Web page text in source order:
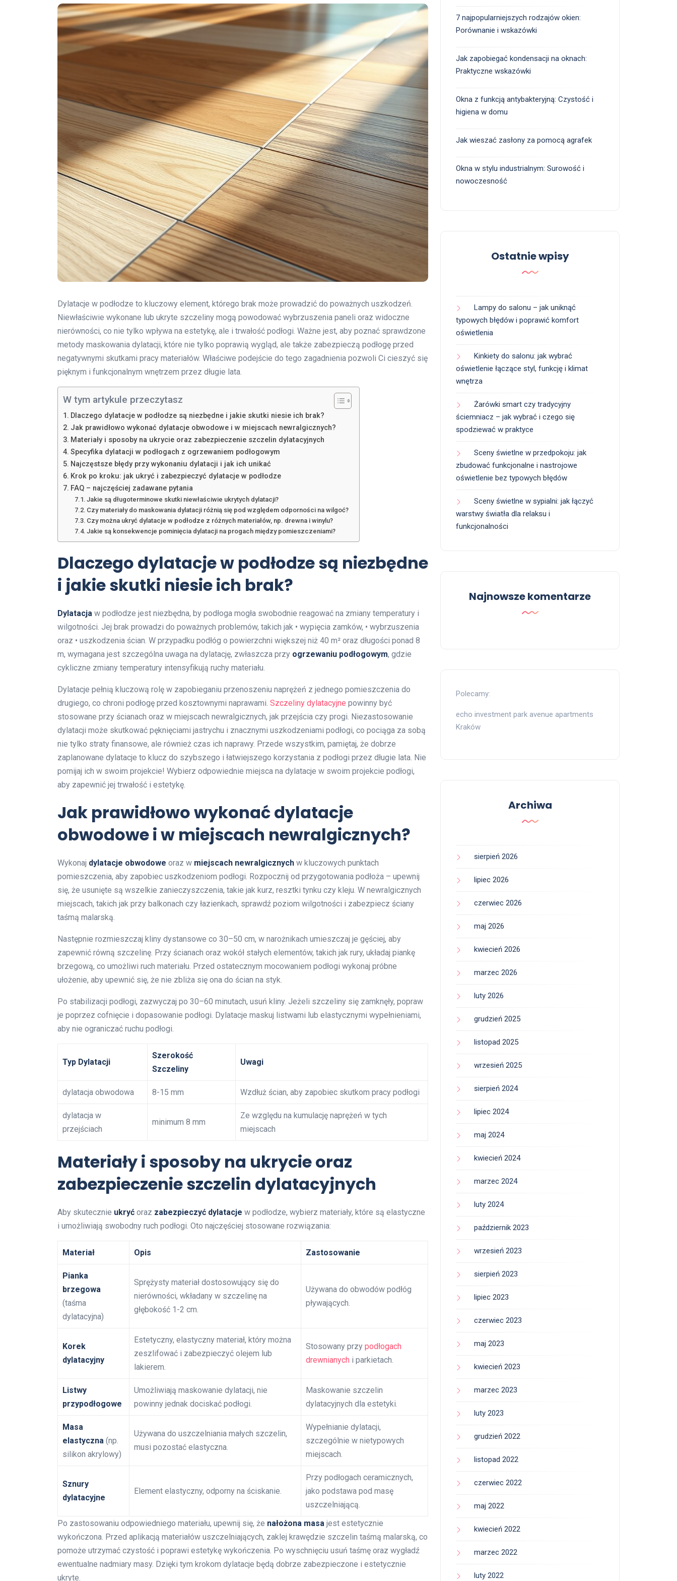
Dylatacje w podłodze to kluczowy element, którego brak może prowadzić do poważnych uszkodzeń.
Niewłaściwie wykonane lub ukryte szczeliny mogą powodować wybrzuszenia paneli oraz widoczne
nierówności, co nie tylko wpływa na estetykę, ale i trwałość podłogi. Ważne jest, aby poznać sprawdzone
metody maskowania dylatacji, które nie tylko poprawią wygląd, ale także zabezpieczą podłogę przed
negatywnymi skutkami pracy materiałów. Właściwe podejście do tego zagadnienia pozwoli Ci cieszyć się
pięknym i funkcjonalnym wnętrzem przez długie lata.
W tym artykule przeczytasz
Dlaczego dylatacje w podłodze są niezbędne i jakie skutki niesie ich brak?
Jak prawidłowo wykonać dylatacje obwodowe i w miejscach newralgicznych?
Materiały i sposoby na ukrycie oraz zabezpieczenie szczelin dylatacyjnych
Specyfika dylatacji w podłogach z ogrzewaniem podłogowym
Najczęstsze błędy przy wykonaniu dylatacji i jak ich unikać
Krok po kroku: jak ukryć i zabezpieczyć dylatacje w podłodze
FAQ – najczęściej zadawane pytania
Jakie są długoterminowe skutki niewłaściwie ukrytych dylatacji?
Czy materiały do maskowania dylatacji różnią się pod względem odporności na wilgoć?
Czy można ukryć dylatacje w podłodze z różnych materiałów, np. drewna i winylu?
Jakie są konsekwencje pominięcia dylatacji na progach między pomieszczeniami?
Dlaczego dylatacje w podłodze są niezbędne
i jakie skutki niesie ich brak?
Dylatacja w podłodze jest niezbędna, by podłoga mogła swobodnie reagować na zmiany temperatury i
wilgotności. Jej brak prowadzi do poważnych problemów, takich jak • wypięcia zamków, • wybrzuszenia
oraz • uszkodzenia ścian. W przypadku podłóg o powierzchni większej niż 40 m² oraz długości ponad 8
m, wymagana jest szczególna uwaga na dylatację, zwłaszcza przy ogrzewaniu podłogowym, gdzie
cykliczne zmiany temperatury intensyfikują ruchy materiału.
Dylatacje pełnią kluczową rolę w zapobieganiu przenoszeniu naprężeń z jednego pomieszczenia do
drugiego, co chroni podłogę przed kosztownymi naprawami. Szczeliny dylatacyjne powinny być
stosowane przy ścianach oraz w miejscach newralgicznych, jak przejścia czy progi. Niezastosowanie
dylatacji może skutkować pęknięciami jastrychu i znacznymi uszkodzeniami podłogi, co pociąga za sobą
nie tylko straty finansowe, ale również czas ich naprawy. Przede wszystkim, pamiętaj, że dobrze
zaplanowane dylatacje to klucz do szybszego i łatwiejszego korzystania z podłogi przez długie lata. Nie
pomijaj ich w swoim projekcie! Wybierz odpowiednie miejsca na dylatacje w swoim projekcie podłogi,
aby zapewnić jej trwałość i estetykę.
Jak prawidłowo wykonać dylatacje
obwodowe i w miejscach newralgicznych?
Wykonaj dylatacje obwodowe oraz w miejscach newralgicznych w kluczowych punktach
pomieszczenia, aby zapobiec uszkodzeniom podłogi. Rozpocznij od przygotowania podłoża – upewnij
się, że usunięte są wszelkie zanieczyszczenia, takie jak kurz, resztki tynku czy kleju. W newralgicznych
miejscach, takich jak przy balkonach czy łazienkach, sprawdź poziom wilgotności i zabezpiecz ściany
taśmą malarską.
Następnie rozmieszczaj kliny dystansowe co 30–50 cm, w narożnikach umieszczaj je gęściej, aby
zapewnić równą szczelinę. Przy ścianach oraz wokół stałych elementów, takich jak rury, układaj piankę
brzegową, co umożliwi ruch materiału. Przed ostatecznym mocowaniem podłogi wykonaj próbne
ułożenie, aby upewnić się, że nie zbliża się ona do ścian na styk.
Po stabilizacji podłogi, zazwyczaj po 30–60 minutach, usuń kliny. Jeżeli szczeliny się zamknęły, popraw
je poprzez cofnięcie i dopasowanie podłogi. Dylatacje maskuj listwami lub elastycznymi wypełnieniami,
aby nie ograniczać ruchu podłogi.
Typ Dylatacji
Szerokość
Szczeliny
Uwagi
dylatacja obwodowa 8-15 mm Wzdłuż ścian, aby zapobiec skutkom pracy podłogi
dylatacja w
przejściach
minimum 8 mm
Ze względu na kumulację naprężeń w tych
miejscach
Materiały i sposoby na ukrycie oraz
zabezpieczenie szczelin dylatacyjnych
Aby skutecznie ukryć oraz zabezpieczyć dylatacje w podłodze, wybierz materiały, które są elastyczne
i umożliwiają swobodny ruch podłogi. Oto najczęściej stosowane rozwiązania:
Materiał Opis Zastosowanie
Pianka
brzegowa
(taśma
dylatacyjna)
Sprężysty materiał dostosowujący się do
nierówności, wkładany w szczelinę na
głębokość 1-2 cm.
Używana do obwodów podłóg
pływających.
Korek
dylatacyjny
Estetyczny, elastyczny materiał, który można
zeszlifować i zabezpieczyć olejem lub
lakierem.
Stosowany przy podłogach
drewnianych i parkietach.
Listwy
przypodłogowe
Umożliwiają maskowanie dylatacji, nie
powinny jednak dociskać podłogi.
Maskowanie szczelin
dylatacyjnych dla estetyki.
Masa
elastyczna (np.
silikon akrylowy)
Używana do uszczelniania małych szczelin,
musi pozostać elastyczna.
Wypełnianie dylatacji,
szczególnie w nietypowych
miejscach.
Sznury
dylatacyjne
Element elastyczny, odporny na ściskanie.
Przy podłogach ceramicznych,
jako podstawa pod masę
uszczelniającą.
Po zastosowaniu odpowiedniego materiału, upewnij się, że nałożona masa jest estetycznie
wykończona. Przed aplikacją materiałów uszczelniających, zaklej krawędzie szczelin taśmą malarską, co
pomoże utrzymać czystość i poprawi estetykę wykończenia. Po wyschnięciu usuń taśmę oraz wygładź
ewentualne nadmiary masy. Dzięki tym krokom dylatacje będą dobrze zabezpieczone i estetycznie
ukryte.
7 najpopularniejszych rodzajów okien:
Porównanie i wskazówki
Jak zapobiegać kondensacji na oknach:
Praktyczne wskazówki
Okna z funkcją antybakteryjną: Czystość i
higiena w domu
Jak wieszać zasłony za pomocą agrafek
Okna w stylu industrialnym: Surowość i
nowoczesność
Ostatnie wpisy
Lampy do salonu – jak uniknąć
typowych błędów i poprawić komfort
oświetlenia
Kinkiety do salonu: jak wybrać
oświetlenie łączące styl, funkcję i klimat
wnętrza
Żarówki smart czy tradycyjny
ściemniacz – jak wybrać i czego się
spodziewać w praktyce
Sceny świetlne w przedpokoju: jak
zbudować funkcjonalne i nastrojowe
oświetlenie bez typowych błędów
Sceny świetlne w sypialni: jak łączyć
warstwy światła dla relaksu i
funkcjonalności
Najnowsze komentarze
Polecamy:
echo investment park avenue apartments
Kraków
Archiwa
sierpień 2026
lipiec 2026
czerwiec 2026
maj 2026
kwiecień 2026
marzec 2026
luty 2026
grudzień 2025
listopad 2025
wrzesień 2025
sierpień 2024
lipiec 2024
maj 2024
kwiecień 2024
marzec 2024
luty 2024
październik 2023
wrzesień 2023
sierpień 2023
lipiec 2023
czerwiec 2023
maj 2023
kwiecień 2023
marzec 2023
luty 2023
grudzień 2022
listopad 2022
czerwiec 2022
maj 2022
kwiecień 2022
marzec 2022
luty 2022